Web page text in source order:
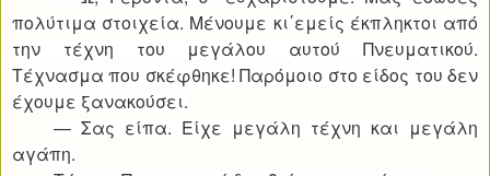
πολύτιμα στοιχεία. Μένουμε κι΄εμείς έκπληκτοι από
την τέχνη του μεγάλου αυτού Πνευματικού.
Τέχνασμα που σκέφθηκε! Παρόμοιο στο είδος του δεν
έχουμε ξανακούσει.
— Σας είπα. Είχε μεγάλη τέχνη και μεγάλη
αγάπη.